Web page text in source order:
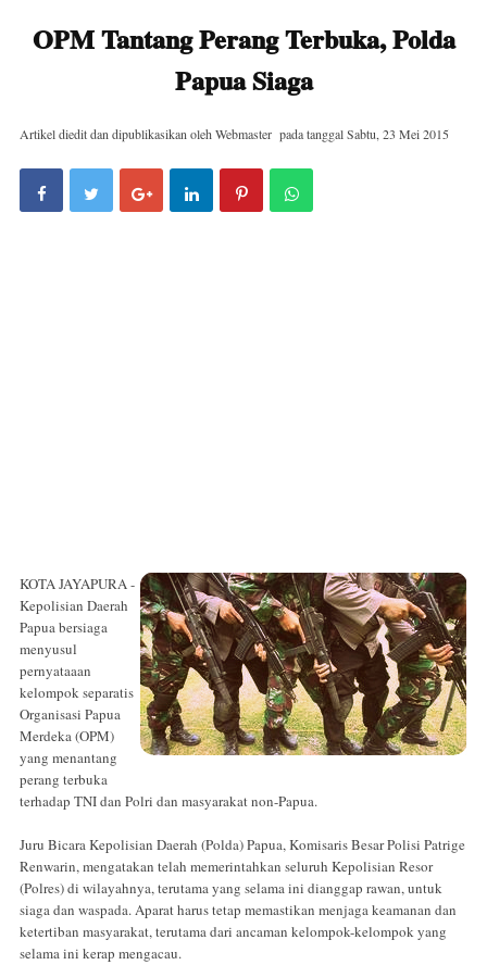
OPM Tantang Perang Terbuka, Polda
Papua Siaga
Artikel diedit dan dipublikasikan oleh Webmaster pada tanggalSabtu, 23 Mei 2015
KOTA JAYAPURA -
Kepolisian Daerah
Papua bersiaga
menyusul
pernyataaan
kelompok separatis
Organisasi Papua
Merdeka (OPM)
yang menantang
perang terbuka
terhadap TNI dan Polri dan masyarakat non-Papua.
Juru Bicara Kepolisian Daerah (Polda) Papua, Komisaris Besar Polisi Patrige
Renwarin, mengatakan telah memerintahkan seluruh Kepolisian Resor
(Polres) di wilayahnya, terutama yang selama ini dianggap rawan, untuk
siaga dan waspada. Aparat harus tetap memastikan menjaga keamanan dan
ketertiban masyarakat, terutama dari ancaman kelompok-kelompok yang
selama ini kerap mengacau.